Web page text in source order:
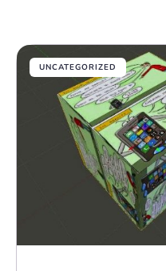
UNCATEGORIZED